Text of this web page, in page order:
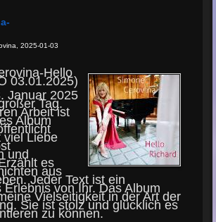
2025-01-03
Hello
03.01.2025)
Januar 2025
Tag.
Arbeit ist
Album
viel Liebe
und
es
aus
Jeder Text ist ein
Erlebnis von Ihr. Das Album
Vielseitigkeit in der Art der
Sie ist stolz und glücklich es
zu können.